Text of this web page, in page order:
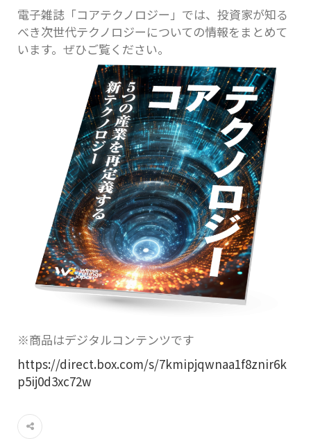
電子雑誌「コアテクノロジー」では、投資家が知る
べき次世代テクノロジーについての情報をまとめて
います。ぜひご覧ください。
※商品はデジタルコンテンツです
https://direct.box.com/s/7kmipjqwnaa1f8znir6k
p5ij0d3xc72w